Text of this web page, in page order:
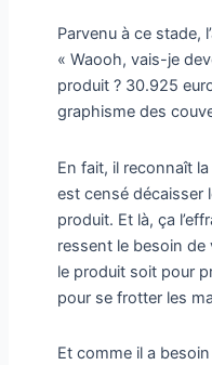
Parvenu à ce stade,
« Waooh, vais-je
produit ? 30.925
graphisme des
En fait, il reconnaît
est censé décaisser
produit. Et là, ça
ressent le besoin de
le produit soit pour
pour se frotter les
Et comme il a